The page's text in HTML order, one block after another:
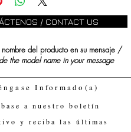
/ CONTACT US
del producto en su mensaje /
the model name in your message
Informado(a)
a nuestro boletín
y reciba las últimas